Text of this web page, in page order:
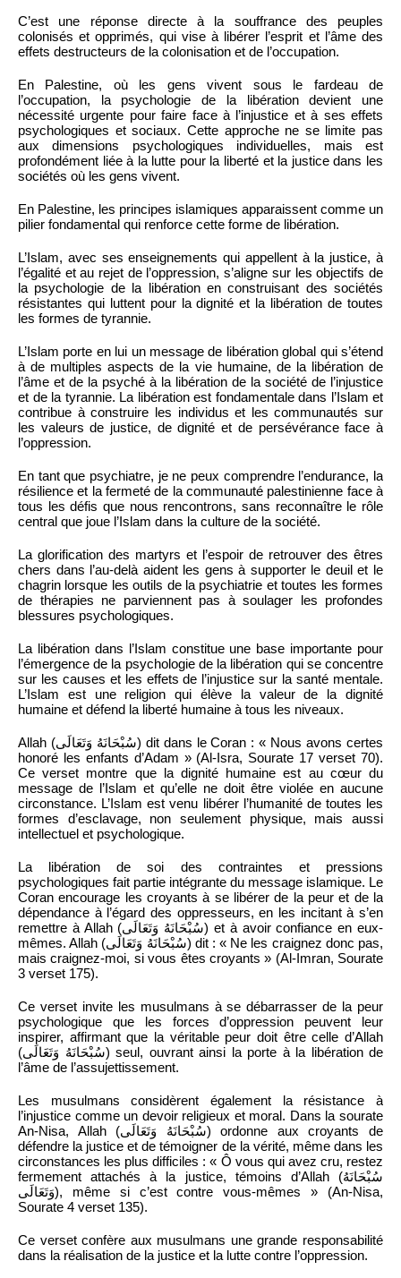
C’est une réponse directe à la souffrance des peuples
colonisés et opprimés, qui vise à libérer l’esprit et l’âme des
effets destructeurs de la colonisation et de l’occupation.
En Palestine, où les gens vivent sous le fardeau de
l’occupation, la psychologie de la libération devient une
nécessité urgente pour faire face à l’injustice et à ses effets
psychologiques et sociaux. Cette approche ne se limite pas
aux dimensions psychologiques individuelles, mais est
profondément liée à la lutte pour la liberté et la justice dans les
sociétés où les gens vivent.
En Palestine, les principes islamiques apparaissent comme un
pilier fondamental qui renforce cette forme de libération.
L’Islam, avec ses enseignements qui appellent à la justice, à
l’égalité et au rejet de l’oppression, s’aligne sur les objectifs de
la psychologie de la libération en construisant des sociétés
résistantes qui luttent pour la dignité et la libération de toutes
les formes de tyrannie.
L’Islam porte en lui un message de libération global qui s’étend
à de multiples aspects de la vie humaine, de la libération de
l’âme et de la psyché à la libération de la société de l’injustice
et de la tyrannie. La libération est fondamentale dans l’Islam et
contribue à construire les individus et les communautés sur
les valeurs de justice, de dignité et de persévérance face à
l’oppression.
En tant que psychiatre, je ne peux comprendre l’endurance, la
résilience et la fermeté de la communauté palestinienne face à
tous les défis que nous rencontrons, sans reconnaître le rôle
central que joue l’Islam dans la culture de la société.
La glorification des martyrs et l’espoir de retrouver des êtres
chers dans l’au-delà aident les gens à supporter le deuil et le
chagrin lorsque les outils de la psychiatrie et toutes les formes
de thérapies ne parviennent pas à soulager les profondes
blessures psychologiques.
La libération dans l’Islam constitue une base importante pour
l’émergence de la psychologie de la libération qui se concentre
sur les causes et les effets de l’injustice sur la santé mentale.
L’Islam est une religion qui élève la valeur de la dignité
humaine et défend la liberté humaine à tous les niveaux.
Allah (سُبْحَانَهُ وَتَعَالَى) dit dans le Coran : « Nous avons certes
honoré les enfants d’Adam » (Al-Isra, Sourate 17 verset 70).
Ce verset montre que la dignité humaine est au cœur du
message de l’Islam et qu’elle ne doit être violée en aucune
circonstance. L’Islam est venu libérer l’humanité de toutes les
formes d’esclavage, non seulement physique, mais aussi
intellectuel et psychologique.
La libération de soi des contraintes et pressions
psychologiques fait partie intégrante du message islamique. Le
Coran encourage les croyants à se libérer de la peur et de la
dépendance à l’égard des oppresseurs, en les incitant à s’en
remettre à Allah (سُبْحَانَهُ وَتَعَالَى) et à avoir confiance en eux-
mêmes. Allah (سُبْحَانَهُ وَتَعَالَى) dit : « Ne les craignez donc pas,
mais craignez-moi, si vous êtes croyants » (Al-Imran, Sourate
3 verset 175).
Ce verset invite les musulmans à se débarrasser de la peur
psychologique que les forces d’oppression peuvent leur
inspirer, affirmant que la véritable peur doit être celle d’Allah
(سُبْحَانَهُ وَتَعَالَى) seul, ouvrant ainsi la porte à la libération de
l’âme de l’assujettissement.
Les musulmans considèrent également la résistance à
l’injustice comme un devoir religieux et moral. Dans la sourate
An-Nisa, Allah (سُبْحَانَهُ وَتَعَالَى) ordonne aux croyants de
défendre la justice et de témoigner de la vérité, même dans les
circonstances les plus difficiles : « Ô vous qui avez cru, restez
fermement attachés à la justice, témoins d’Allah (سُبْحَانَهُ
وَتَعَالَى), même si c’est contre vous-mêmes » (An-Nisa,
Sourate 4 verset 135).
Ce verset confère aux musulmans une grande responsabilité
dans la réalisation de la justice et la lutte contre l’oppression.